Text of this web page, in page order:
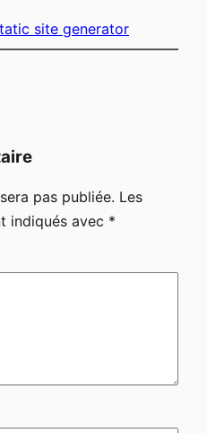
site generator
pas publiée. Les
indiqués avec *